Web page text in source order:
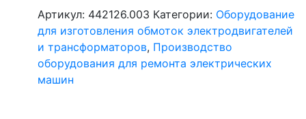
Артикул: 442126.003 Категории: Оборудование
для изготовления обмоток электродвигателей
и трансформаторов, Производство
оборудования для ремонта электрических
машин